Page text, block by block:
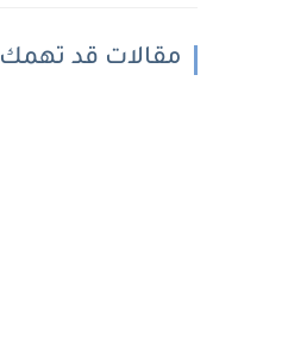
مقالات قد تهمك